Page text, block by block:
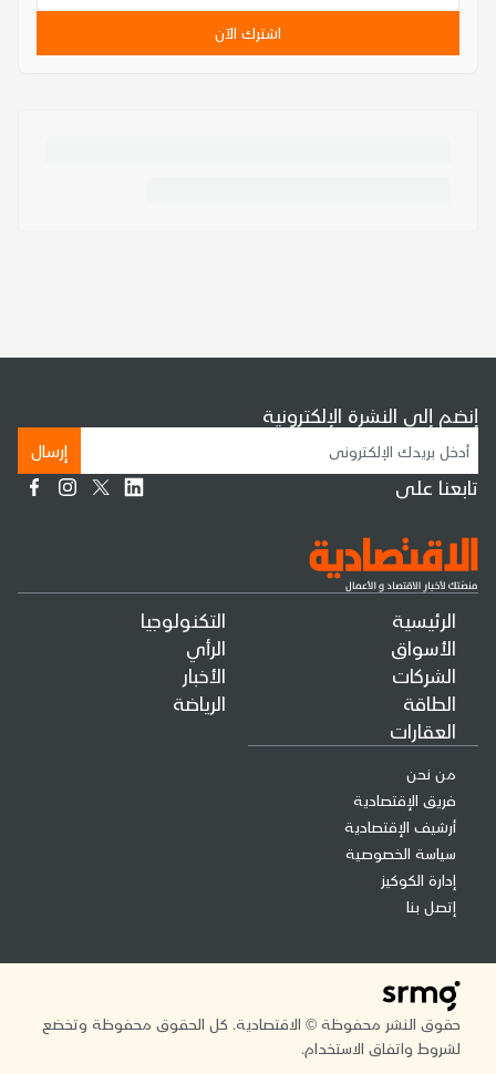
اشترك الآن
الرئيسية
الأسواق
الشركات
الطاقة
العقارات
التكنولوجيا
الرأي
الأخبار
الرياضة
من نحن
فريق الإقتصادية
أرشيف الإقتصادية
سياسة الخصوصية
إدارة الكوكيز
إتصل بنا
إنضم إلى النشرة الإلكترونية
إرسال
تابعنا على
حقوق النشر محفوظة © الاقتصادية. كل الحقوق محفوظة وتخضع
لشروط واتفاق الاستخدام.